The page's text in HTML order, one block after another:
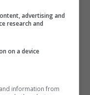
advertising and
research and
on a device
information from